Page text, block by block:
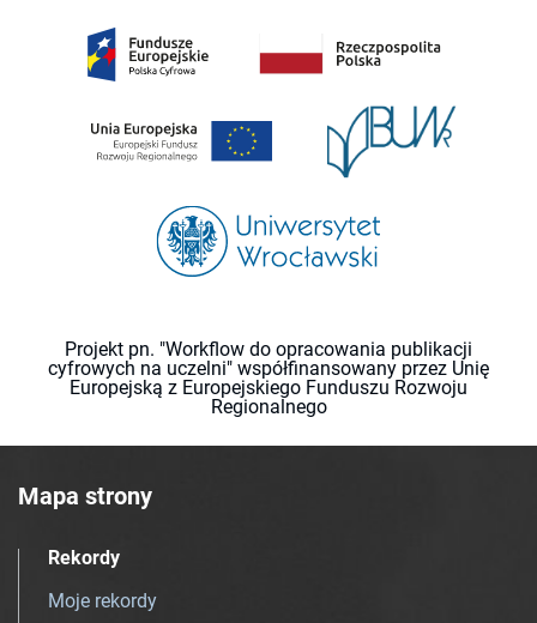
Projekt pn. "Workflow do opracowania publikacji
cyfrowych na uczelni" współfinansowany przez Unię
Europejską z Europejskiego Funduszu Rozwoju
Regionalnego
Mapa strony
Rekordy
Moje rekordy